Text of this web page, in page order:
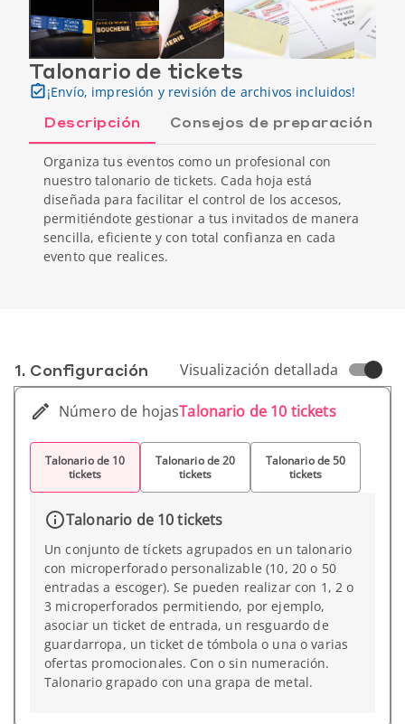
Talonario de tickets
¡Envío, impresión y revisión de archivos incluidos!
Descripción Consejos de preparación
Organiza tus eventos como un profesional con
nuestro talonario de tickets. Cada hoja está
diseñada para facilitar el control de los accesos,
permitiéndote gestionar a tus invitados de manera
sencilla, eficiente y con total confianza en cada
evento que realices.
1. Conf­iguración Visualización detallada
Número de hojasTalonario de 10 tickets
Talonario de 10
tickets
Talonario de 20
tickets
Talonario de 50
tickets
Talonario de 10 tickets
Un conjunto de tíckets agrupados en un talonario
con microperforado personalizable (10, 20 o 50
entradas a escoger). Se pueden realizar con 1, 2 o
3 microperforados permitiendo, por ejemplo,
asociar un ticket de entrada, un resguardo de
guardarropa, un ticket de tómbola o una o varias
ofertas promocionales. Con o sin numeración.
Talonario grapado con una grapa de metal.